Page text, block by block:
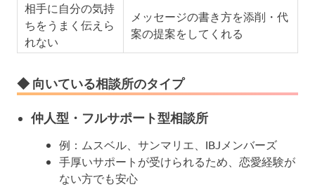
相手に自分の気持
ちをうまく伝えら
れない
メッセージの書き方を添削・代
案の提案をしてくれる
◆ 向いている相談所のタイプ
仲人型・フルサポート型相談所
例：ムスベル、サンマリエ、IBJメンバーズ
手厚いサポートが受けられるため、恋愛経験が
ない方でも安心